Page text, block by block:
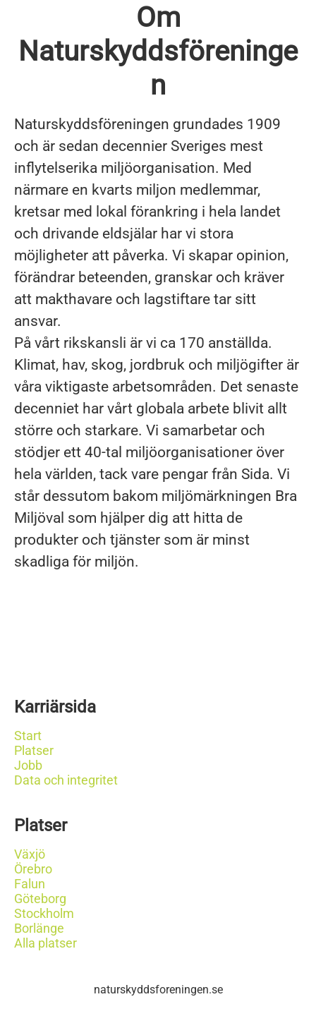
Om
Naturskyddsföreninge
n
Naturskyddsföreningen grundades 1909
och är sedan decennier Sveriges mest
inflytelserika miljöorganisation. Med
närmare en kvarts miljon medlemmar,
kretsar med lokal förankring i hela landet
och drivande eldsjälar har vi stora
möjligheter att påverka. Vi skapar opinion,
förändrar beteenden, granskar och kräver
att makthavare och lagstiftare tar sitt
ansvar.
På vårt rikskansli är vi ca 170 anställda.
Klimat, hav, skog, jordbruk och miljögifter är
våra viktigaste arbetsområden. Det senaste
decenniet har vårt globala arbete blivit allt
större och starkare. Vi samarbetar och
stödjer ett 40-tal miljöorganisationer över
hela världen, tack vare pengar från Sida. Vi
står dessutom bakom miljömärkningen Bra
Miljöval som hjälper dig att hitta de
produkter och tjänster som är minst
skadliga för miljön.
Karriärsida
Start
Platser
Jobb
Data och integritet
Platser
Växjö
Örebro
Falun
Göteborg
Stockholm
Borlänge
Alla platser
naturskyddsforeningen.se